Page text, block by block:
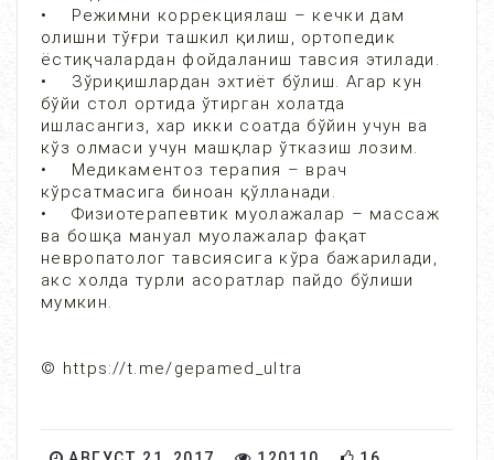
• Режимни коррекциялаш – кечки дам
олишни тўғри ташкил қилиш, ортопедик
ёстиқчалардан фойдаланиш тавсия этилади.
• Зўриқишлардан эхтиёт бўлиш. Агар кун
бўйи стол ортида ўтирган холатда
ишласангиз, хар икки соатда бўйин учун ва
кўз олмаси учун машқлар ўтказиш лозим.
• Медикаментоз терапия – врач
кўрсатмасига биноан қўлланади.
• Физиотерапевтик муолажалар – массаж
ва бошқа мануал муолажалар фақат
невропатолог тавсиясига кўра бажарилади,
акс холда турли асоратлар пайдо бўлиши
мумкин.
© https://t.me/gepamed_ultra